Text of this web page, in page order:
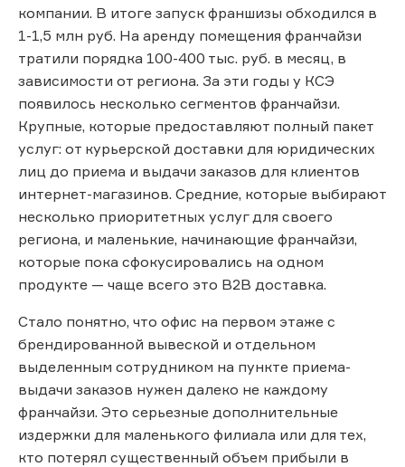
компании. В итоге запуск франшизы обходился в
1-1,5 млн руб. На аренду помещения франчайзи
тратили порядка 100-400 тыс. руб. в месяц, в
зависимости от региона. За эти годы у КСЭ
появилось несколько сегментов франчайзи.
Крупные, которые предоставляют полный пакет
услуг: от курьерской доставки для юридических
лиц до приема и выдачи заказов для клиентов
интернет-магазинов. Средние, которые выбирают
несколько приоритетных услуг для своего
региона, и маленькие, начинающие франчайзи,
которые пока сфокусировались на одном
продукте — чаще всего это В2В доставка.
Стало понятно, что офис на первом этаже с
брендированной вывеской и отдельном
выделенным сотрудником на пункте приема-
выдачи заказов нужен далеко не каждому
франчайзи. Это серьезные дополнительные
издержки для маленького филиала или для тех,
кто потерял существенный объем прибыли в